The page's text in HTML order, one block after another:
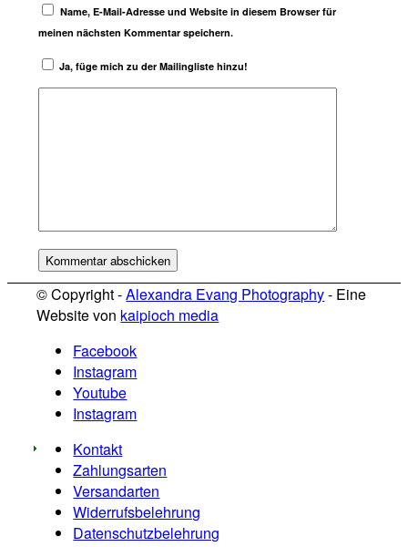
Name, E-Mail-Adresse und Website in diesem Browser für
meinen nächsten Kommentar speichern.
Ja, füge mich zu der Mailingliste hinzu!
© Copyright -Alexandra Evang Photography- Eine
Website von kaipioch media
Facebook
Instagram
Youtube
Instagram
Kontakt
Zahlungsarten
Versandarten
Widerrufsbelehrung
Datenschutzbelehrung